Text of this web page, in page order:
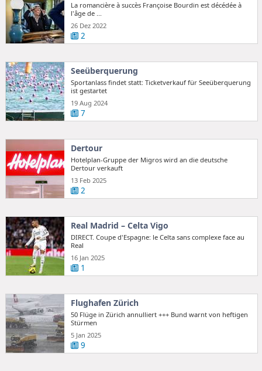
La romancière à succès Françoise Bourdin est décédée à
l'âge de ...
26 Dez 2022
2
Seeüberquerung
Sportanlass findet statt: Ticketverkauf für Seeüberquerung
ist gestartet
19 Aug 2024
7
Dertour
Hotelplan-Gruppe der Migros wird an die deutsche
Dertour verkauft
13 Feb 2025
2
Real Madrid – Celta Vigo
DIRECT. Coupe d'Espagne: le Celta sans complexe face au
Real
16 Jan 2025
1
Flughafen Zürich
50 Flüge in Zürich annulliert +++ Bund warnt von heftigen
Stürmen
5 Jan 2025
9